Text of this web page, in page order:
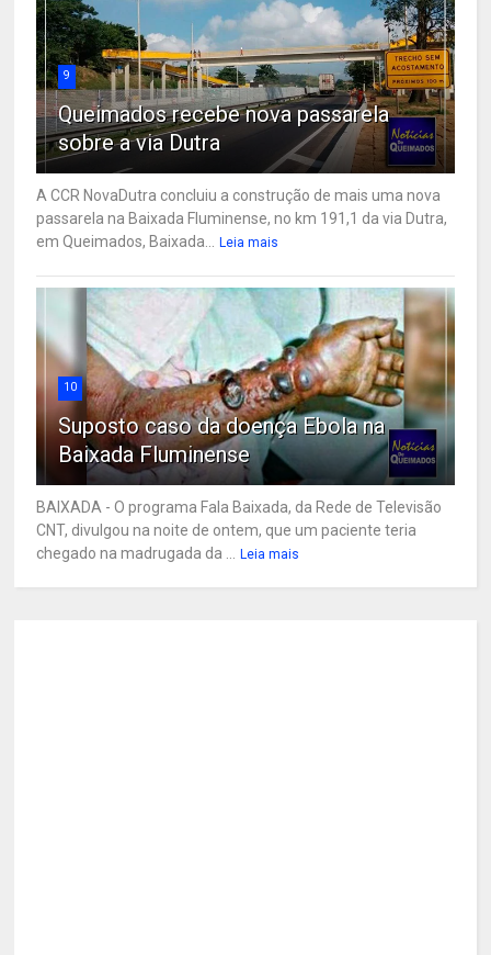
9
Queimados recebe nova passarela
sobre a via Dutra
A CCR NovaDutra concluiu a construção de mais uma nova
passarela na Baixada Fluminense, no km 191,1 da via Dutra,
em Queimados, Baixada...
Leia mais
10
Suposto caso da doença Ebola na
Baixada Fluminense
BAIXADA - O programa Fala Baixada, da Rede de Televisão
CNT, divulgou na noite de ontem, que um paciente teria
chegado na madrugada da ...
Leia mais